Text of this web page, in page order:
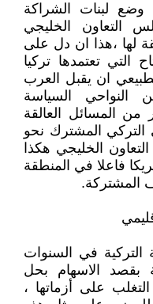
لبنات الشراكة
التعاون الخليجي
لها ،هذا ان دل على
التي تعتمدها تركيا
ان يقبل العرب
النواحي السياسة
من المسائل العالقة
التركي المشترك نحو
الخليجي هكذا
فاعلا في المنطقة
المشتركة.
التركية في السنوات
بقصد الاسهام بحل
على أزماتها ،